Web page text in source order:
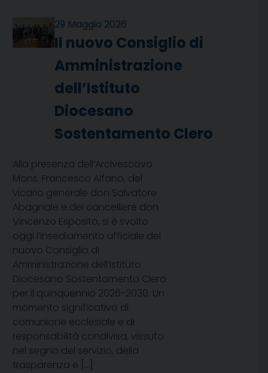
29 Maggio 2026
Il nuovo Consiglio di
Amministrazione
dell’Istituto
Diocesano
Sostentamento Clero
Alla presenza dell’Arcivescovo
Mons. Francesco Alfano, del
vicario generale don Salvatore
Abagnale e del cancelliere don
Vincenzo Esposito, si è svolto
oggi l’insediamento ufficiale del
nuovo Consiglio di
Amministrazione dell’Istituto
Diocesano Sostentamento Clero
per il quinquennio 2026-2030. Un
momento significativo di
comunione ecclesiale e di
responsabilità condivisa, vissuto
nel segno del servizio, della
trasparenza e […]